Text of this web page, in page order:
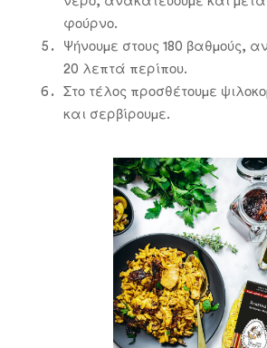
φούρνο.
Ψήνουμε στους 180 βαθμούς,
20 λεπτά περίπου.
Στο τέλος προσθέτουμε
και σερβίρουμε.